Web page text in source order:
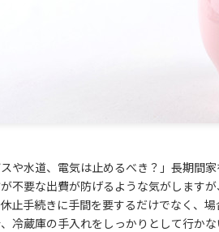
スや水道、電気は止めるべき？」長期間
不要な出費が防げるような気がします
止手続きに手間を要するだけでなく、
冷蔵庫の手入れをしっかりとして行か